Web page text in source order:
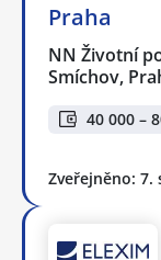
Praha
NN Životní
Smíchov,
40 000 –
Zveřejněno: 7.